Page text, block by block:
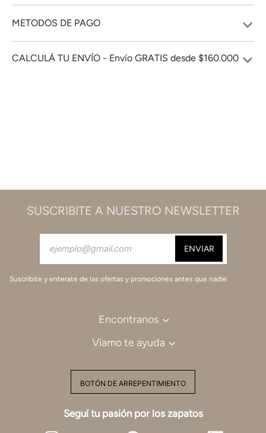
METODOS DE PAGO
CALCULÁ TU ENVÍO - Envío GRATIS desde $160.000
SUSCRIBITE A NUESTRO NEWSLETTER
Suscribite y enterate de las ofertas y promociones antes que nadie.
Encontranos
Viamo te ayuda
BOTÓN DE ARREPENTIMIENTO
Seguí tu pasión por los zapatos